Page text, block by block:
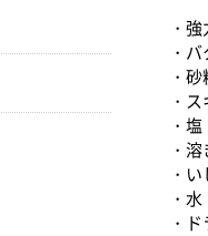
・
・
・
・
・
・
・
・
・